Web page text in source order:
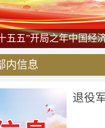
五五”开局之年中国经
内信息
退役